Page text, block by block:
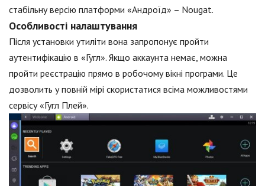
стабільну версію платформи «Андроїд» – Nougat.
Особливості налаштування
Після установки утиліти вона запропонує пройти
аутентифікацію в «Гугл». Якщо аккаунта немає, можна
пройти реєстрацію прямо в робочому вікні програми. Це
дозволить у повній мірі скористатися всіма можливостями
сервісу «Гугл Плей».